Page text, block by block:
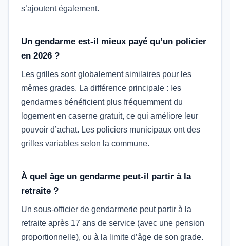
s’ajoutent également.
Un gendarme est-il mieux payé qu’un policier
en 2026 ?
Les grilles sont globalement similaires pour les
mêmes grades. La différence principale : les
gendarmes bénéficient plus fréquemment du
logement en caserne gratuit, ce qui améliore leur
pouvoir d’achat. Les policiers municipaux ont des
grilles variables selon la commune.
À quel âge un gendarme peut-il partir à la
retraite ?
Un sous-officier de gendarmerie peut partir à la
retraite après 17 ans de service (avec une pension
proportionnelle), ou à la limite d’âge de son grade.